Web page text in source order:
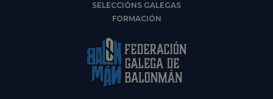
SELECCIÓNS GALEGAS
FORMACIÓN